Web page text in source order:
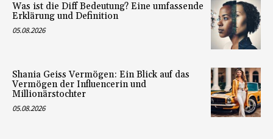
Was ist die Diff Bedeutung? Eine umfassende
Erklärung und Definition
05.08.2026
Shania Geiss Vermögen: Ein Blick auf das
Vermögen der Influencerin und
Millionärstochter
05.08.2026